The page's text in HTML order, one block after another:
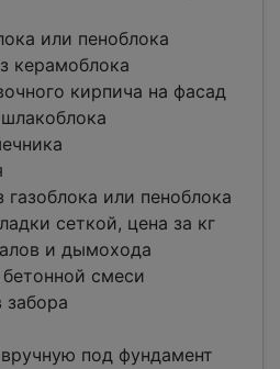
или пеноблока
керамоблока
кирпича на фасад
газоблока или пеноблока
сеткой, цена за кг
и дымохода
смеси
забора
под фундамент